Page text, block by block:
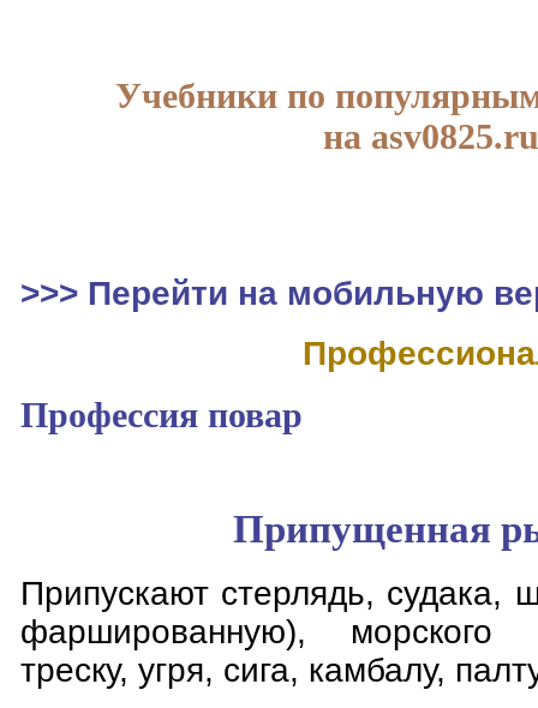
Учебники по
на asv0825.ru
>>> Перейти на мобильную
Профессия повар
Припущенная
Припускают стерлядь, судака,
фаршированную), морского
треску, угря, сига, камбалу,